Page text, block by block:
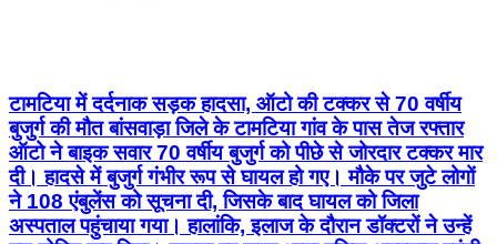
टामटिया में दर्दनाक सड़क हादसा, ऑटो की टक्कर से 70 वर्षीय
बुजुर्ग की मौत बांसवाड़ा जिले के टामटिया गांव के पास तेज रफ्तार
ऑटो ने बाइक सवार 70 वर्षीय बुजुर्ग को पीछे से जोरदार टक्कर मार
दी। हादसे में बुजुर्ग गंभीर रूप से घायल हो गए। मौके पर जुटे लोगों
ने 108 एंबुलेंस को सूचना दी, जिसके बाद घायल को जिला
अस्पताल पहुंचाया गया। हालांकि, इलाज के दौरान डॉक्टरों ने उन्हें